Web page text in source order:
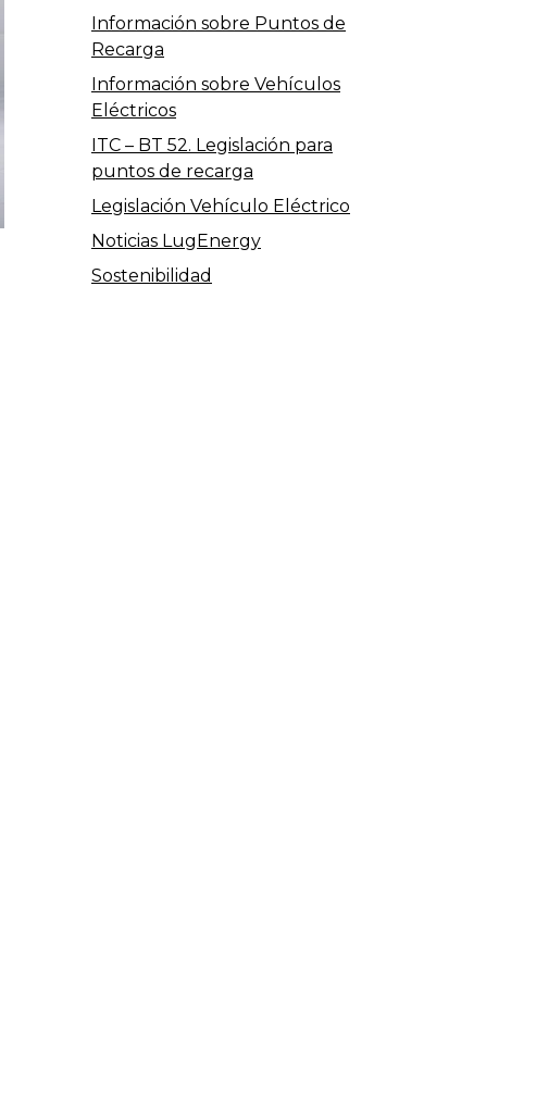
Información sobre Puntos de
Recarga
Información sobre Vehículos
Eléctricos
ITC – BT 52. Legislación para
puntos de recarga
Legislación Vehículo Eléctrico
Noticias LugEnergy
Sostenibilidad